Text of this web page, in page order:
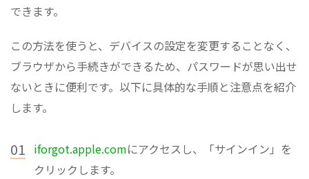
できます。
この方法を使うと、デバイスの設定を変更することなく、
ブラウザから手続きができるため、パスワードが思い出せ
ないときに便利です。以下に具体的な手順と注意点を紹介
します。
01 iforgot.apple.comにアクセスし、「サインイン」を
クリックします。